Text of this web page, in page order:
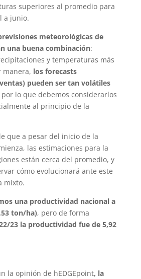
superiores al promedio para
a junio.
meteorológicas de
una buena combinación:
y temperaturas más
manera, los forecasts
pueden ser tan volátiles
por lo que debemos considerarlos
al principio de la
que a pesar del inicio de la
las estimaciones para la
están cerca del promedio, y
cómo evolucionará ante este
mixto.
una productividad nacional a
ton/ha), pero de forma
23 la productividad fue de 5,92
la opinión de hEDGEpoint, la